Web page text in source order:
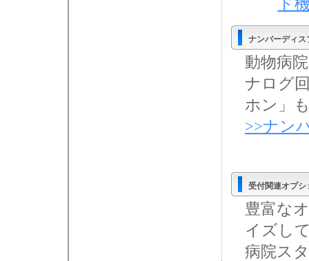
ナンバーディス
動物病
ナログ
ホン」
>>ナン
受付関連オプシ
豊富な
イズし
病院ス